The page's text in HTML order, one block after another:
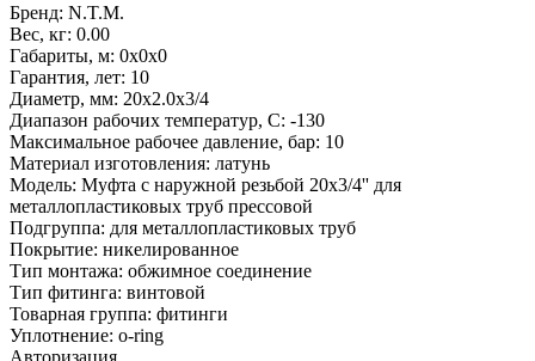
Бренд: N.T.M.
Вес, кг: 0.00
Габариты, м: 0x0x0
Гарантия, лет: 10
Диаметр, мм: 20х2.0х3/4
Диапазон рабочих температур, С: -130
Максимальное рабочее давление, бар: 10
Материал изготовления: латунь
Модель: Муфта с наружной резьбой 20х3/4'' для
металлопластиковых труб прессовой
Подгруппа: для металлопластиковых труб
Покрытие: никелированное
Тип монтажа: обжимное соединение
Тип фитинга: винтовой
Товарная группа: фитинги
Уплотнение: o-ring
Авторизация